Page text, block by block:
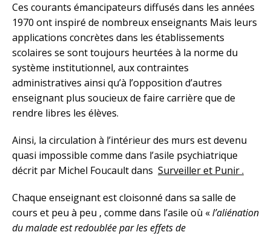
Ces courants émancipateurs diffusés dans les années
1970 ont inspiré de nombreux enseignants Mais leurs
applications concrètes dans les établissements
scolaires se sont toujours heurtées à la norme du
système institutionnel, aux contraintes
administratives ainsi qu’à l’opposition d’autres
enseignant plus soucieux de faire carrière que de
rendre libres les élèves.
Ainsi, la circulation à l’intérieur des murs est devenu
quasi impossible comme dans l’asile psychiatrique
décrit par Michel Foucault dans Surveiller et Punir .
Chaque enseignant est cloisonné dans sa salle de
cours et peu à peu , comme dans l’asile où «l’aliénation
du malade est redoublée par les effets de